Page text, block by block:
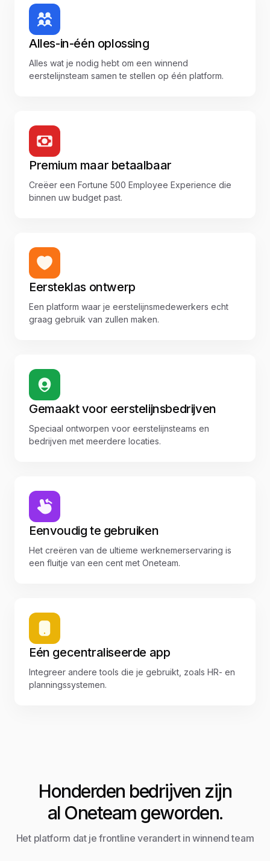
Alles-in-één oplossing
Alles wat je nodig hebt om een winnend
eerstelijnsteam samen te stellen op één platform.
Premium maar betaalbaar
Creëer een Fortune 500 Employee Experience die
binnen uw budget past.
Eersteklas ontwerp
Een platform waar je eerstelijnsmedewerkers echt
graag gebruik van zullen maken.
Gemaakt voor eerstelijnsbedrijven
Speciaal ontworpen voor eerstelijnsteams en
bedrijven met meerdere locaties.
Eenvoudig te gebruiken
Het creëren van de ultieme werknemerservaring is
een fluitje van een cent met Oneteam.
Eén gecentraliseerde app
Integreer andere tools die je gebruikt, zoals HR- en
planningssystemen.
Honderden bedrijven zijn
al Oneteam geworden.
Het platform dat je frontline verandert in winnend team